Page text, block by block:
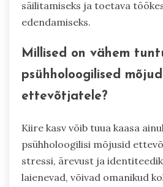
säilitamiseks ja toetava
edendamiseks.
Millised on vähem
psühholoogilised
ettevõtjatele?
Kiire kasv võib tuua kaasa
psühholoogilisi mõjusid
stressi, ärevust ja
laienevad, võivad omanikud